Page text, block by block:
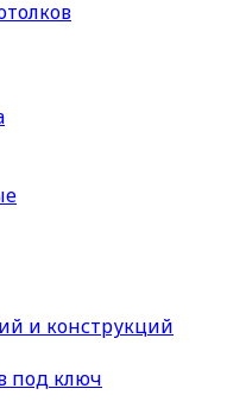
и конструкций
под ключ